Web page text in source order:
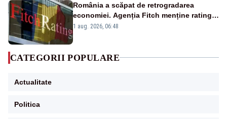
România a scăpat de retrogradarea
economiei. Agenția Fitch menține ratingul
„BBB-” cu perspectivă negativă
1 aug. 2026, 06:48
CATEGORII POPULARE
Actualitate
Politica